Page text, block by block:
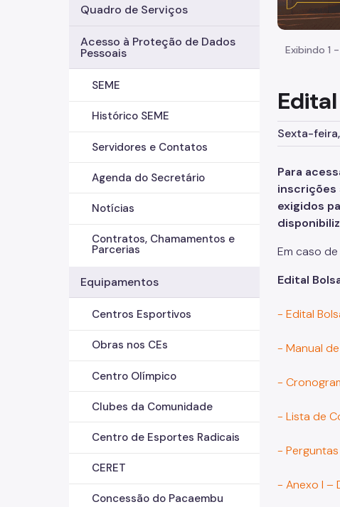
Quadro de Serviços
Acesso à Proteção de Dados
Pessoais
SEME
Histórico SEME
Servidores e Contatos
Agenda do Secretário
Notícias
Contratos, Chamamentos e
Parcerias
Equipamentos
Centros Esportivos
Obras nos CEs
Centro Olímpico
Clubes da Comunidade
Centro de Esportes Radicais
CERET
Concessão do Pacaembu
Exibindo 1
Sexta-
Para
inscrições
exigidos
Em caso
Edital
- Edital
- Manual
-
- Lista de
-
- Anexo I –